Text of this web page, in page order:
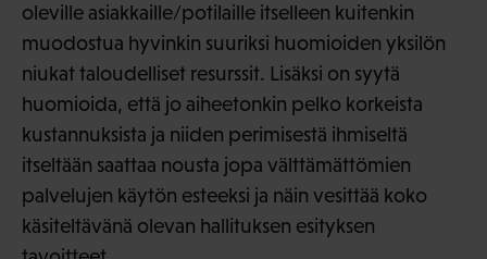
oleville asiakkaille/potilaille itselleen kuitenkin
muodostua hyvinkin suuriksi huomioiden yksilön
niukat taloudelliset resurssit. Lisäksi on syytä
huomioida, että jo aiheetonkin pelko korkeista
kustannuksista ja niiden perimisestä ihmiseltä
itseltään saattaa nousta jopa välttämättömien
palvelujen käytön esteeksi ja näin vesittää koko
käsiteltävänä olevan hallituksen esityksen